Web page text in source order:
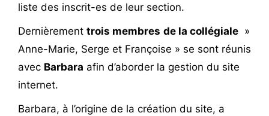
liste des inscrit-es de leur section.
Dernièrement trois membres de la collégiale »
Anne-Marie, Serge et Françoise » se sont réunis
avec Barbara afin d’aborder la gestion du site
internet.
Barbara, à l’origine de la création du site, a